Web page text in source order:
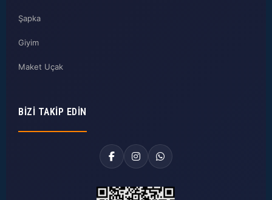
Şapka
Giyim
Maket Uçak
BIZI TAKIP EDIN